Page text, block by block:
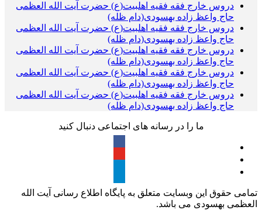
دروس خارج فقه فقیه اهلبیت(ع) حضرت آیت الله العظمی
حاج واعظ زاده بهسودی(دام ظله)
دروس خارج فقه فقیه اهلبیت(ع) حضرت آیت الله العظمی
حاج واعظ زاده بهسودی(دام ظله)
دروس خارج فقه فقیه اهلبیت(ع) حضرت آیت الله العظمی
حاج واعظ زاده بهسودی(دام ظله)
دروس خارج فقه فقیه اهلبیت(ع) حضرت آیت الله العظمی
حاج واعظ زاده بهسودی(دام ظله)
دروس خارج فقه فقیه اهلبیت(ع) حضرت آیت الله العظمی
حاج واعظ زاده بهسودی(دام ظله)
ما را در رسانه های اجتماعی دنبال کنید
تمامی حقوق این وبسایت متعلق به پایگاه اطلاع رسانی آیت الله
العظمی بهسودی می باشد.